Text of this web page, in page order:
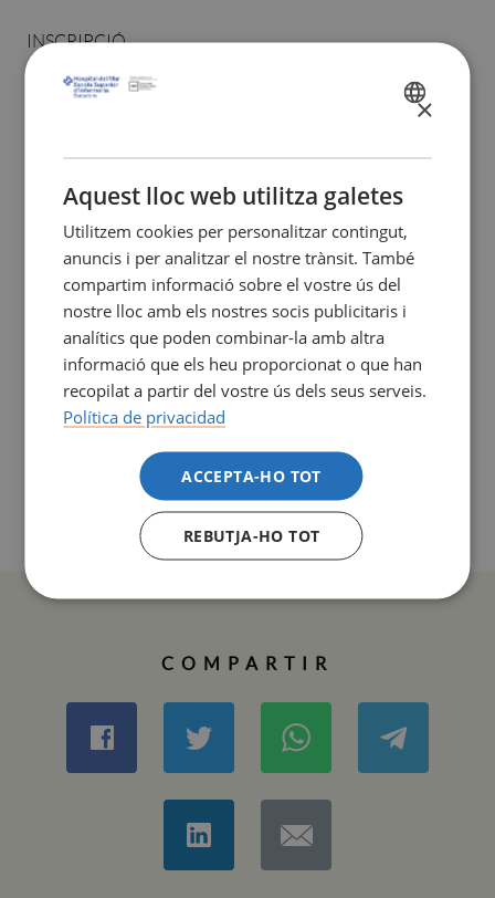
INSCRIPCIÓ
Per inscriure-us-hi correctament, empleneu
formulari de Sol·licitud Portes obertes i sessions
envieu-nos la vostra inscripció fent clic a la
casella Enviar.
ENLLAÇOS RELACIONATS
Cartell Portes Obertes 2019/2020(JPG 1,53 Mb)
COMPARTIR
SPANISH
×
Aquest lloc web utilitza galetes
Utilitzem cookies per personalitzar contingut,
anuncis i per analitzar el nostre trànsit. També
compartim informació sobre el vostre ús del
nostre lloc amb els nostres socis publicitaris i
analítics que poden combinar-la amb altra
informació que els heu proporcionat o que han
recopilat a partir del vostre ús dels seus serveis.
Política de privacidad
ACCEPTA-HO TOT
REBUTJA-HO TOT